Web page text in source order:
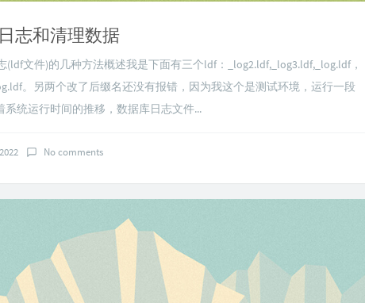
志和清理数据
(ldf文件)的几种方法概述我是下面有三个ldf：_log2.ldf,_log3.ldf,_log.ldf，
。另两个改了后缀名还没有报错，因为我这个是测试环境，运行一段
系统运行时间的推移，数据库日志文件...
No comments